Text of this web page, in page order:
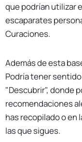
que podrían utilizar
escaparates
Curaciones.
Además de esta
Podría tener
"Descubrir", donde
recomendaciones
has recopilado o en
las que sigues.